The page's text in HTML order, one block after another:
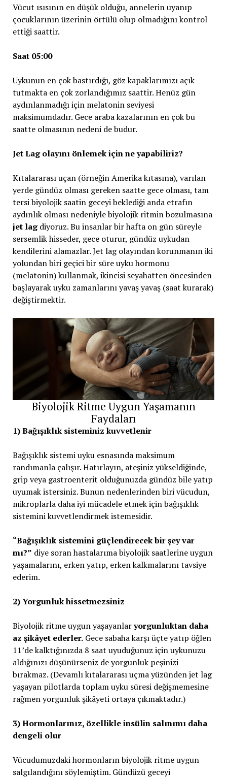
Vücut ısısının en düşük olduğu, annelerin uyanıp
çocuklarının üzerinin örtülü olup olmadığını kontrol
ettiği saattir.
Saat 05:00
Uykunun en çok bastırdığı, göz kapaklarımızı açık
tutmakta en çok zorlandığımız saattir. Henüz gün
aydınlanmadığı için melatonin seviyesi
maksimumdadır. Gece araba kazalarının en çok bu
saatte olmasının nedeni de budur.
Jet Lag olayını önlemek için ne yapabiliriz?
Kıtalararası uçan (örneğin Amerika kıtasına), varılan
yerde gündüz olması gereken saatte gece olması, tam
tersi biyolojik saatin geceyi beklediği anda etrafın
aydınlık olması nedeniyle biyolojik ritmin bozulmasına
jet lagdiyoruz. Bu insanlar bir hafta on gün süreyle
sersemlik hisseder, gece oturur, gündüz uykudan
kendilerini alamazlar. Jet lag olayından korunmanın iki
yolundan biri geçici bir süre uyku hormonu
(melatonin) kullanmak, ikincisi seyahatten öncesinden
başlayarak uyku zamanlarını yavaş yavaş (saat kurarak)
değiştirmektir.
Biyolojik Ritme Uygun Yaşamanın
Faydaları
1) Bağışıklık sisteminiz kuvvetlenir
Bağışıklık sistemi uyku esnasında maksimum
randımanla çalışır. Hatırlayın, ateşiniz yükseldiğinde,
grip veya gastroenterit olduğunuzda gündüz bile yatıp
uyumak istersiniz. Bunun nedenlerinden biri vücudun,
mikroplarla daha iyi mücadele etmek için bağışıklık
sistemini kuvvetlendirmek istemesidir.
“Bağışıklık sistemini güçlendirecek bir şey var
mı?” diye soran hastalarıma biyolojik saatlerine uygun
yaşamalarını, erken yatıp, erken kalkmalarını tavsiye
ederim.
2) Yorgunluk hissetmezsiniz
Biyolojik ritme uygun yaşayanlaryorgunluktan daha
az şikâyet ederler.Gece sabaha karşı üçte yatıp öğlen
11’de kalktığınızda 8 saat uyuduğunuz için uykunuzu
aldığınızı düşünürseniz de yorgunluk peşinizi
bırakmaz. (Devamlı kıtalararası uçma yüzünden jet lag
yaşayan pilotlarda toplam uyku süresi değişmemesine
rağmen yorgunluk şikâyeti ortaya çıkmaktadır.)
3) Hormonlarınız, özellikle insülin salınımı daha
dengeli olur
Vücudumuzdaki hormonların biyolojik ritme uygun
salgılandığını söylemiştim. Gündüzü geceyi